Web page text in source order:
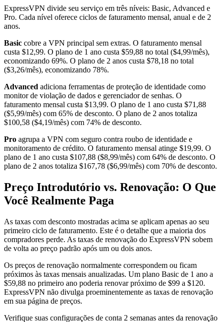
ExpressVPN divide seu serviço em três níveis: Basic, Advanced e
Pro. Cada nível oferece ciclos de faturamento mensal, anual e de 2
anos.
Basic cobre a VPN principal sem extras. O faturamento mensal
custa $12,99. O plano de 1 ano custa $59,88 no total ($4,99/mês),
economizando 69%. O plano de 2 anos custa $78,18 no total
($3,26/mês), economizando 78%.
Advanced adiciona ferramentas de proteção de identidade como
monitor de violação de dados e gerenciador de senhas. O
faturamento mensal custa $13,99. O plano de 1 ano custa $71,88
($5,99/mês) com 65% de desconto. O plano de 2 anos totaliza
$100,58 ($4,19/mês) com 74% de desconto.
Pro agrupa a VPN com seguro contra roubo de identidade e
monitoramento de crédito. O faturamento mensal atinge $19,99. O
plano de 1 ano custa $107,88 ($8,99/mês) com 64% de desconto. O
plano de 2 anos totaliza $167,78 ($6,99/mês) com 70% de desconto.
Preço Introdutório vs. Renovação: O Que
Você Realmente Paga
As taxas com desconto mostradas acima se aplicam apenas ao seu
primeiro ciclo de faturamento. Este é o detalhe que a maioria dos
compradores perde. As taxas de renovação do ExpressVPN sobem
de volta ao preço padrão após um ou dois anos.
Os preços de renovação normalmente correspondem ou ficam
próximos às taxas mensais anualizadas. Um plano Basic de 1 ano a
$59,88 no primeiro ano poderia renovar próximo de $99 a $120.
ExpressVPN não divulga proeminentemente as taxas de renovação
em sua página de preços.
Verifique suas configurações de conta 2 semanas antes da renovação